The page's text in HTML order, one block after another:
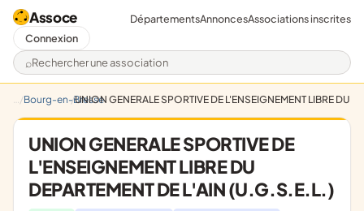
Assoce
Rechercher une association
DépartementsAnnoncesAssociations inscrites
Connexion
Bourg-en-BresseUNION GENERALE SPORTIVE DE L'ENSEIGNEMENT LIBRE DU
UNION GENERALE SPORTIVE DE
L'ENSEIGNEMENT LIBRE DU
DEPARTEMENT DE L'AIN (U.G.S.E.L.)